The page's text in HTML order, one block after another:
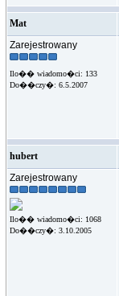
Mat
Zarejestrowany
Ilo�� wiadomo�ci: 133
Do��czy�: 6.5.2007
hubert
Zarejestrowany
Ilo�� wiadomo�ci: 1068
Do��czy�: 3.10.2005